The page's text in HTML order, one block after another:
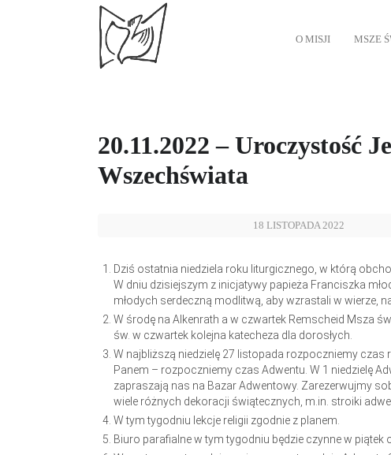
O MISJI MSZE
20.11.2022 – Uroczystość
Wszechświata
18 LISTOPADA 2022
Dziś ostatnia niedziela roku liturgicznego, w którą
W dniu dzisiejszym z inicjatywy papieża Franciszka
młodych serdeczną modlitwą, aby wzrastali w wierze,
W środę na Alkenrath a w czwartek Remscheid Msza
św. w czwartek kolejna katecheza dla dorosłych.
W najbliższą niedzielę 27 listopada rozpoczniemy
Panem – rozpoczniemy czas Adwentu. W 1 niedzielę
zapraszają nas na Bazar Adwentowy. Zarezerwujmy
wiele różnych dekoracji świątecznych, m.in. stroiki
W tym tygodniu lekcje religii zgodnie z planem.
Biuro parafialne w tym tygodniu będzie czynne w piątek